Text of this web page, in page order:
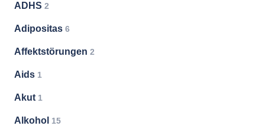
ADHS 2
Adipositas 6
Affektstörungen 2
Aids 1
Akut 1
Alkohol 15